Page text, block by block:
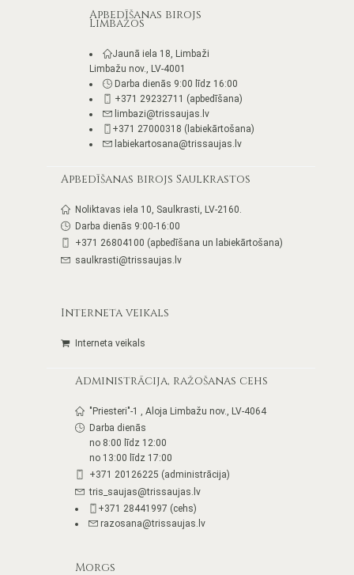
Apbedīšanas birojs
Limbažos
Jaunā iela 18, Limbaži
Limbažu nov., LV-4001
Darba dienās 9:00 līdz 16:00
+371 29232711 (apbedīšana)
limbazi@trissaujas.lv
+371 27000318 (labiekārtošana)
labiekartosana@trissaujas.lv
Apbedīšanas birojs Saulkrastos
Noliktavas iela 10, Saulkrasti, LV-2160.
Darba dienās 9:00-16:00
+371 26804100 (apbedīšana un labiekārtošana)
saulkrasti@trissaujas.lv
Interneta veikals
Interneta veikals
Administrācija, ražošanas cehs
"Priesteri"-1 , Aloja Limbažu nov., LV-4064
Darba dienās
no 8:00 līdz 12:00
no 13:00 līdz 17:00
+371 20126225 (administrācija)
tris_saujas@trissaujas.lv
+371 28441997 (cehs)
razosana@trissaujas.lv
Morgs